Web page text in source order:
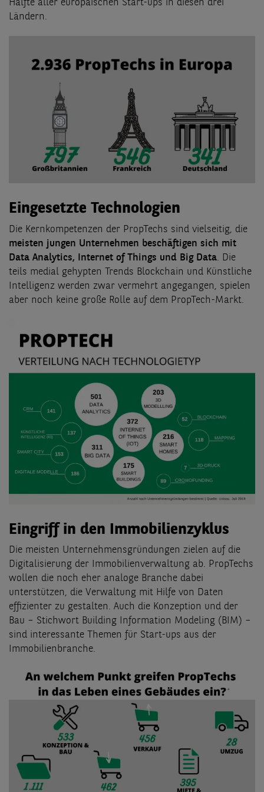
Hälfte aller europäischen Start-ups in diesen drei
Ländern.
Eingesetzte Technologien
Die Kernkompetenzen der PropTechs sind vielseitig, die
meisten jungen Unternehmen beschäftigen sich mit
Data Analytics, Internet of Things und Big Data. Die
teils medial gehypten Trends Blockchain und Künstliche
Intelligenz werden zwar vermehrt angegangen, spielen
aber noch keine große Rolle auf dem PropTech-Markt.
Eingriff in den Immobilienzyklus
Die meisten Unternehmensgründungen zielen auf die
Digitalisierung der Immobilienverwaltung ab. PropTechs
wollen die noch eher analoge Branche dabei
unterstützen, die Verwaltung mit Hilfe von Daten
effizienter zu gestalten. Auch die Konzeption und der
Bau – Stichwort Building Information Modeling (BIM) –
sind interessante Themen für Start-ups aus der
Immobilienbranche.